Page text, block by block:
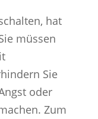
hat
müssen
Sie
oder
Zum